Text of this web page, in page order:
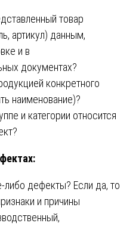
товар
артикул) данным,
и в
документах?
конкретного
наименование)?
и категории относится
либо дефекты? Если да, то
и причины